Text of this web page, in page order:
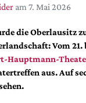
am 7. Mai 2026
die Oberlausitz
Vom
Hauptmann-
aus. Auf